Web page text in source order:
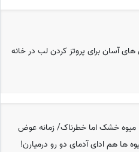
آسان برای پروتز کردن لب در خانه
خشک اما خطرناک/ زمانه عوض
ها هم ادای آدمای دو رو درمیارن!